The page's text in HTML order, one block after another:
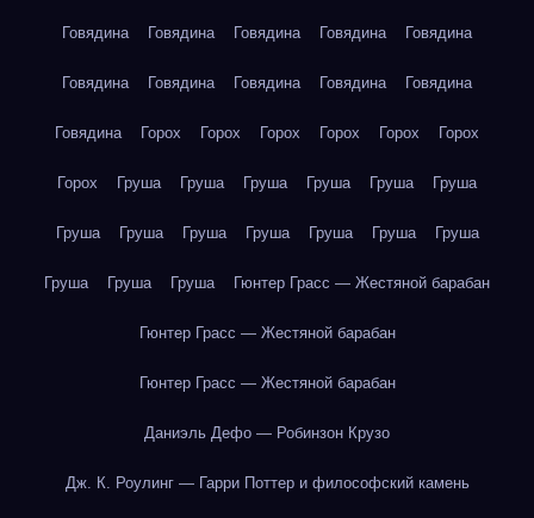
Говядина Говядина Говядина Говядина Говядина
Говядина Говядина Говядина Говядина Говядина
Говядина Горох Горох Горох Горох Горох Горох
Горох Груша Груша Груша Груша Груша Груша
Груша Груша Груша Груша Груша Груша Груша
Груша Груша Груша Гюнтер Грасс — Жестяной барабан
Гюнтер Грасс — Жестяной барабан
Гюнтер Грасс — Жестяной барабан
Даниэль Дефо — Робинзон Крузо
Дж. К. Роулинг — Гарри Поттер и философский камень